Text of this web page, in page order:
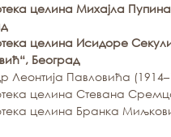
целина Михајла
целина Исидоре
Београд
Леонтија Павловића
целина Стевана
целина Бранка